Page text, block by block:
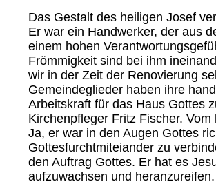
Das Gestalt des heiligen Josef
Er war ein Handwerker, der aus
einem hohen
Frömmigkeit sind bei ihm
wir in der Zeit der Renovierung
Gemeindeglieder haben ihre
Arbeitskraft für das Haus Gottes
Kirchenpfleger Fritz Fischer.
Ja, er war in den Augen Gottes
Gottesfurchtmiteiander zu
den Auftrag Gottes. Er hat es
aufzuwachsen und heranzureifen.